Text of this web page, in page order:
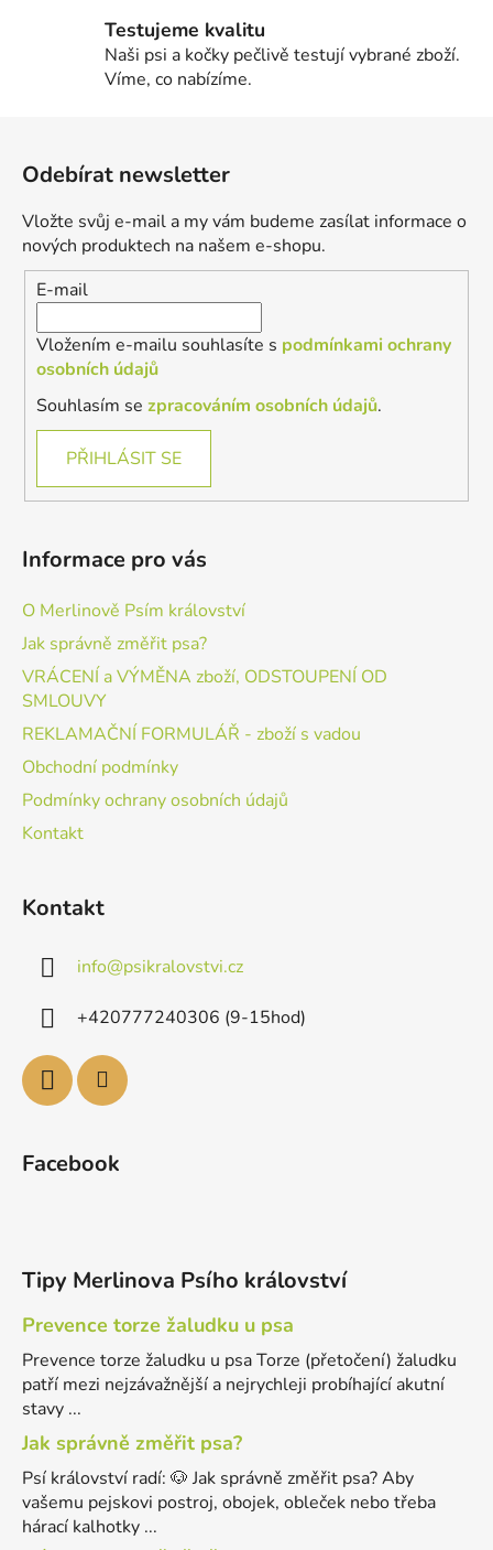
Testujeme kvalitu
Naši psi a kočky pečlivě testují vybrané zboží.
Víme, co nabízíme.
Odebírat newsletter
Vložte svůj e-mail a my vám budeme zasílat informace o
nových produktech na našem e-shopu.
E-mail
Vložením e-mailu souhlasíte s podmínkami ochrany
osobních údajů
Souhlasím se zpracováním osobních údajů.
PŘIHLÁSIT SE
Informace pro vás
O Merlinově Psím království
Jak správně změřit psa?
VRÁCENÍ a VÝMĚNA zboží, ODSTOUPENÍ OD
SMLOUVY
REKLAMAČNÍ FORMULÁŘ - zboží s vadou
Obchodní podmínky
Podmínky ochrany osobních údajů
Kontakt
Kontakt
info@psikralovstvi.cz
+420777240306 (9-15hod)
Facebook
Tipy Merlinova Psího království
Prevence torze žaludku u psa
Prevence torze žaludku u psa Torze (přetočení) žaludku
patří mezi nejzávažnější a nejrychleji probíhající akutní
stavy ...
Jak správně změřit psa?
Psí království radí: 🐶 Jak správně změřit psa? Aby
vašemu pejskovi postroj, obojek, obleček nebo třeba
hárací kalhotky ...